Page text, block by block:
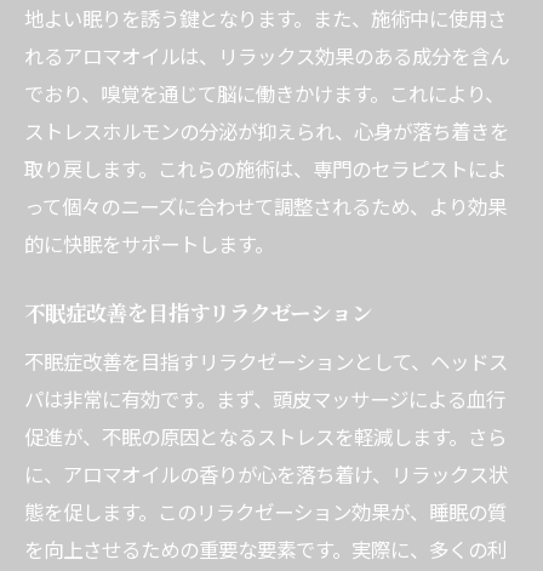
地よい眠りを誘う鍵となります。また、施術中に使用さ
れるアロマオイルは、リラックス効果のある成分を含ん
でおり、嗅覚を通じて脳に働きかけます。これにより、
ストレスホルモンの分泌が抑えられ、心身が落ち着きを
取り戻します。これらの施術は、専門のセラピストによ
って個々のニーズに合わせて調整されるため、より効果
的に快眠をサポートします。
不眠症改善を目指すリラクゼーション
不眠症改善を目指すリラクゼーションとして、ヘッドス
パは非常に有効です。まず、頭皮マッサージによる血行
促進が、不眠の原因となるストレスを軽減します。さら
に、アロマオイルの香りが心を落ち着け、リラックス状
態を促します。このリラクゼーション効果が、睡眠の質
を向上させるための重要な要素です。実際に、多くの利